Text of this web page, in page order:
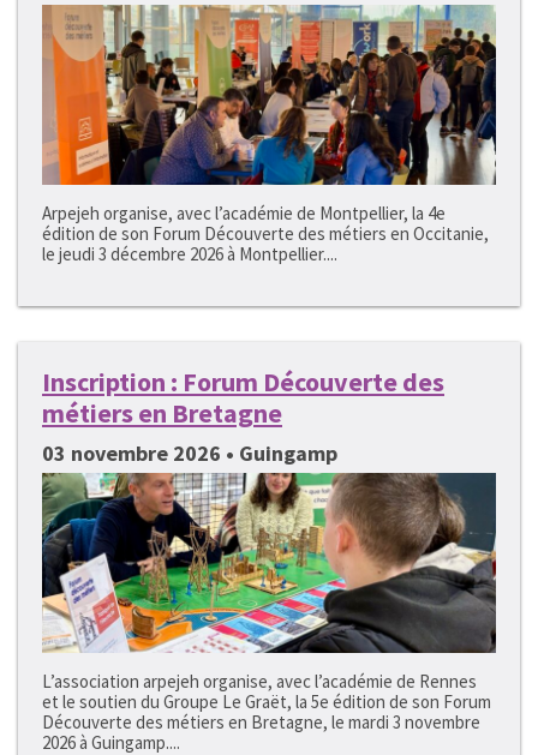
Arpejeh organise, avec l’académie de Montpellier, la 4e
édition de son Forum Découverte des métiers en Occitanie,
le jeudi 3 décembre 2026 à Montpellier....
Inscription : Forum Découverte des
métiers en Bretagne
03 novembre 2026 • Guingamp
L’association arpejeh organise, avec l’académie de Rennes
et le soutien du Groupe Le Graët, la 5e édition de son Forum
Découverte des métiers en Bretagne, le mardi 3 novembre
2026 à Guingamp....